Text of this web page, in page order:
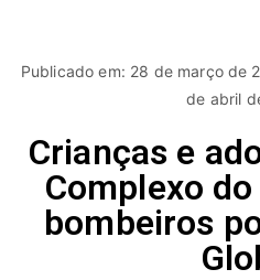
Publicado em: 28 de março de
de abril
Crianças e
Complexo
bombeiros